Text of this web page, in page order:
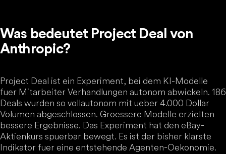
Was bedeutet Project Deal von
Anthropic?
Project Deal ist ein Experiment, bei dem KI-Modelle
fuer Mitarbeiter Verhandlungen autonom abwickeln. 186
Deals wurden so vollautonom mit ueber 4.000 Dollar
Volumen abgeschlossen. Groessere Modelle erzielten
bessere Ergebnisse. Das Experiment hat den eBay-
Aktienkurs spuerbar bewegt. Es ist der bisher klarste
Indikator fuer eine entstehende Agenten-Oekonomie.